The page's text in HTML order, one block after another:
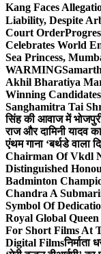
Kang Faces
Liability, Despite
Court Order
Celebrates World
Sea Princess,
WARMING
Akhil Bharatiya
Winning
Sanghamitra Tai
सिंह की आवाज में
राज और दामिनी यादव
एंथम गाना ‘बर्थडे वाला
Chairman Of Vkdl
Distinguished
Badminton
Chandra A
Symbol Of
Royal Global Queen
For Short Films At
Digital Films